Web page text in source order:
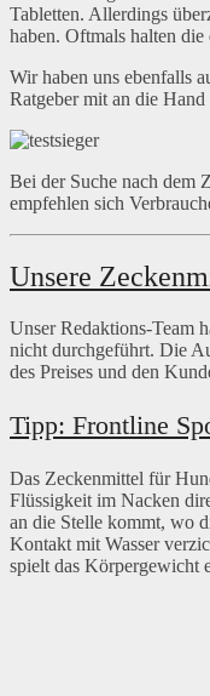
Tabletten. Allerdings
haben. Oftmals halten
Wir haben uns ebenfalls
Ratgeber mit an die Hand
Bei der Suche nach dem
empfehlen sich
Unsere
Unser Redaktions-Team
nicht durchgeführt. Die
des Preises und den
Tipp: Frontline
Das Zeckenmittel für
Flüssigkeit im Nacken
an die Stelle kommt, wo
Kontakt mit Wasser
spielt das Körpergewicht